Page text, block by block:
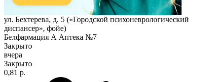
ул. Бехтерева, д. 5 («Городской психоневрологический
диспансер», фойе)
Белфармация А Аптека №7
Закрыто
вчера
Закрыто
0,81 р.